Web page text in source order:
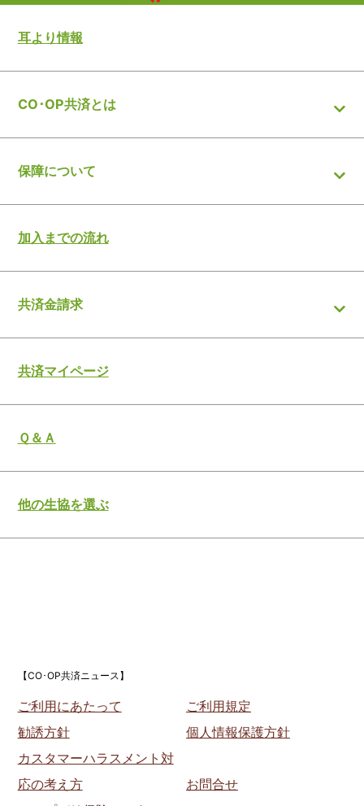
耳より情報
CO･OP共済とは
保障について
加入までの流れ
共済金請求
共済マイページ
Ｑ＆Ａ
他の生協を選ぶ
【CO･OP共済ニュース】
ご利用にあたって
ご利用規定
勧誘方針
個人情報保護方針
カスタマーハラスメント対
応の考え方
お問合せ